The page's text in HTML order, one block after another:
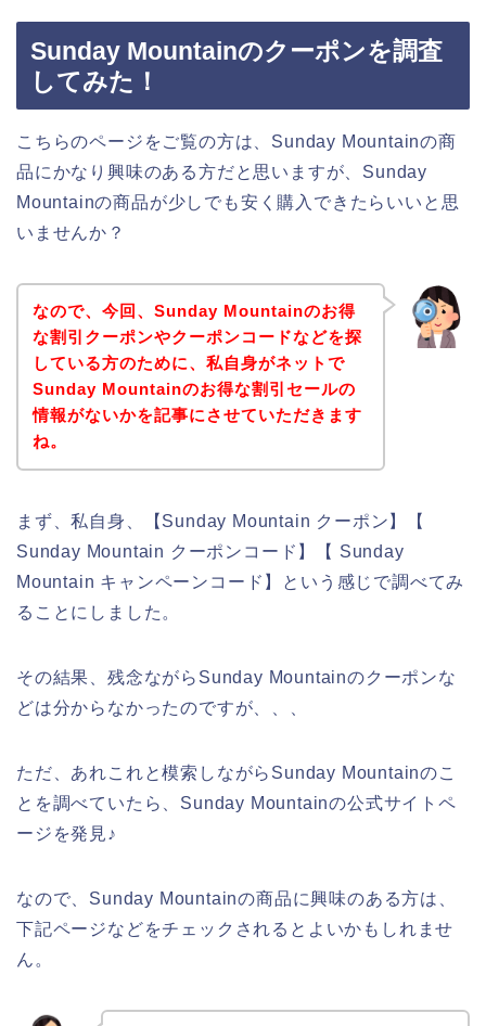
Sunday Mountainのクーポンを調査
してみた！
こちらのページをご覧の方は、Sunday Mountainの商
品にかなり興味のある方だと思いますが、Sunday
Mountainの商品が少しでも安く購入できたらいいと思
いませんか？
なので、今回、Sunday Mountainのお得
な割引クーポンやクーポンコードなどを探
している方のために、私自身がネットで
Sunday Mountainのお得な割引セールの
情報がないかを記事にさせていただきます
ね。
まず、私自身、【Sunday Mountain クーポン】【
Sunday Mountain クーポンコード】【 Sunday
Mountain キャンペーンコード】という感じで調べてみ
ることにしました。
その結果、残念ながらSunday Mountainのクーポンな
どは分からなかったのですが、、、
ただ、あれこれと模索しながらSunday Mountainのこ
とを調べていたら、Sunday Mountainの公式サイトペ
ージを発見♪
なので、Sunday Mountainの商品に興味のある方は、
下記ページなどをチェックされるとよいかもしれませ
ん。